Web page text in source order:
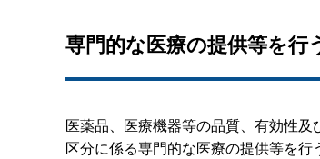
専門的な医療の提供等を行
医薬品、医療機器等の品質、有効性
区分に係る専門的な医療の提供等を行